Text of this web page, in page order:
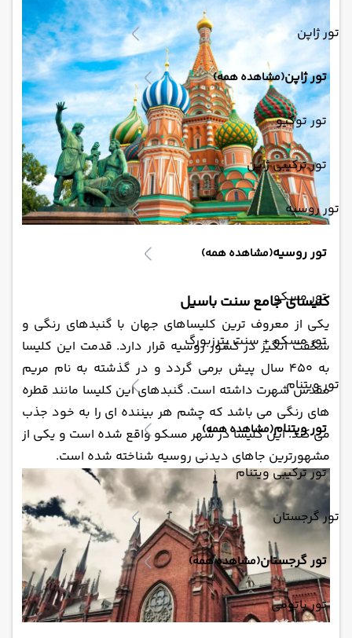
تور ژاپن
تور ژاپن(مشاهده همه)
تور توکیو
تور ترکیبی ژاپن
تور روسیه
تور روسیه(مشاهده همه)
تور مسکو
تور مسکو + سنت پترزبورگ
تور ویتنام
تور ویتنام(مشاهده همه)
تور ترکیبی ویتنام
تور گرجستان
تور گرجستان(مشاهده همه)
تور باتومی
کلیسای جامع سنت باسیل
یکی از معروف ‌ترین کلیساهای جهان با گنبدهای رنگی و
شگفت انگیز در کشور روسیه قرار دارد. قدمت این کلیسا
به 450 سال پیش برمی‌ گردد و در گذشته به نام مریم
مقدس شهرت داشته است. گنبدهای این کلیسا مانند قطره
‌های رنگی می ‌باشد که چشم هر بیننده ای را به خود جذب
می‌ کند. این کلیسا در شهر مسکو واقع شده است و یکی از
مشهورترین جاهای دیدنی روسیه شناخته شده است.